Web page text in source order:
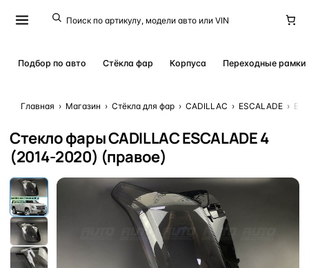
Подбор по авто Стёкла фар Корпуса Переходные рамки
Главная › Магазин › Стёкла для фар › CADILLAC › ESCALADE ›
Стекло фары CADILLAC ESCALADE 4
(2014-2020) (правое)